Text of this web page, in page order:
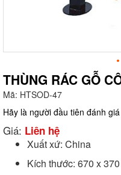
THÙNG RÁC GỖ
Mã: HTSOD-47
Hãy là người đầu tiên đánh
Giá: Liên hệ
Xuất xứ: China
Kích thước: 670 x